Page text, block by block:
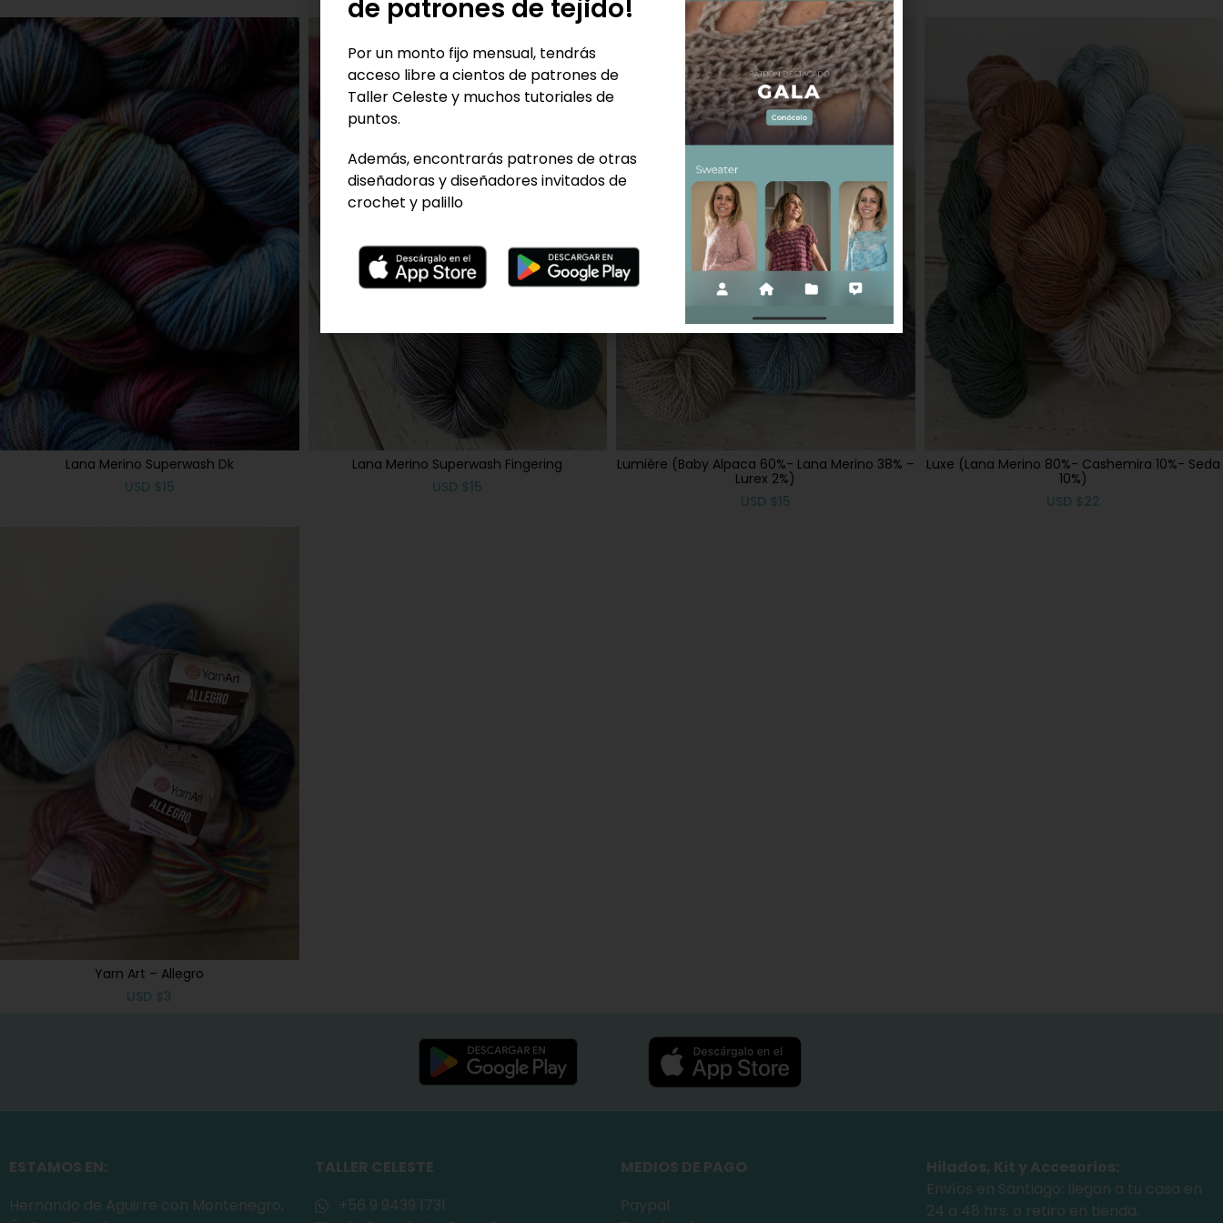
Lana Merino Superwash Dk
USD $15
Lana Merino Superwash Fingering
USD $15
Lumière (Baby Alpaca 60%- Lana Merino 38% –
Lurex 2%)
USD $15
Luxe (Lana Merino 80%- Cashemira 10%- Seda
10%)
USD $22
Yarn Art – Allegro
USD $3
ESTAMOS EN:
Hernando de Aguirre con Montenegro,
TALLER CELESTE
+56 9 9439 1731
MEDIOS DE PAGO
Paypal
Hilados, Kit y Accesorios:
Envíos en Santiago: llegan a tu casa en
24 a 48 hrs. o retiro en tienda.
de patrones de tejido!
Por un monto fijo mensual, tendrás
acceso libre a cientos de patrones de
Taller Celeste y muchos tutoriales de
puntos.
Además, encontrarás patrones de otras
diseñadoras y diseñadores invitados de
crochet y palillo